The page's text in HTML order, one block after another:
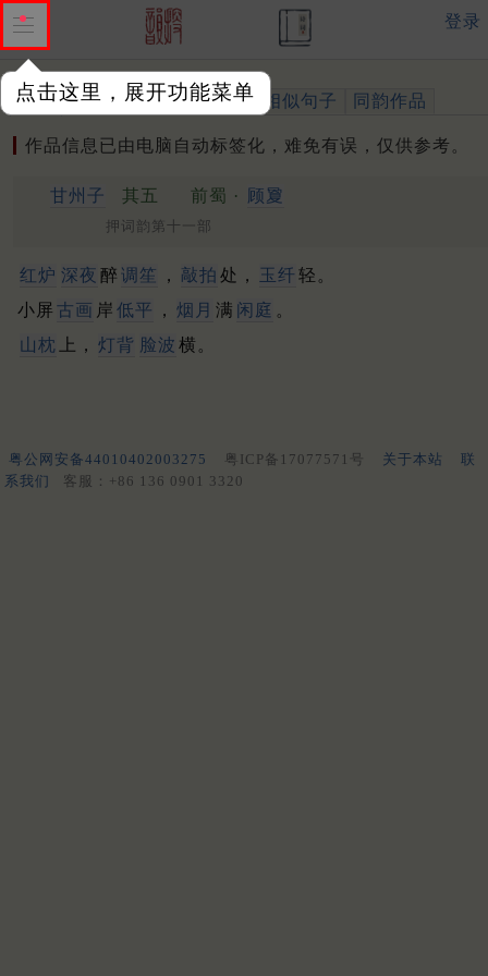
点击这里，展开功能菜单
登录
作品 标注四声 出处、引用 相似句子 同韵作品
作品信息已由电脑自动标签化，难免有误，仅供参考。
甘州子 其五 前蜀 · 顾夐
押词韵第十一部
红炉 深夜 醉 调笙 ， 敲拍 处， 玉纤 轻。
小屏 古画 岸 低平 ， 烟月 满 闲庭 。
山枕
上， 灯背 脸波 横。
粤公网安备44010402003275 粤ICP备17077571号 关于本站
联
系我们
客服：+86 136 0901 3320